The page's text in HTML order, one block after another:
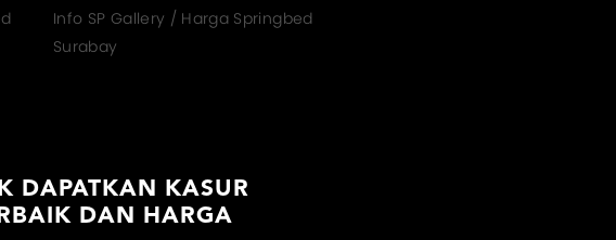
Info SP Gallery / Harga Springbed
Surabay
DAPATKAN KASUR
DAN HARGA